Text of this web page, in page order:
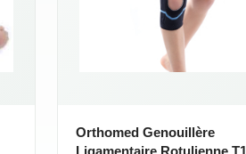
Orthomed Genouillère
Ligamentaire Rotulienne T1